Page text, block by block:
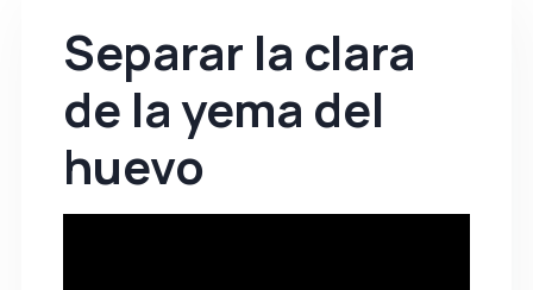
Separar la clara
de la yema del
huevo